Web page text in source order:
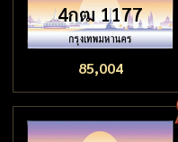
4กฒ 1177
85,004